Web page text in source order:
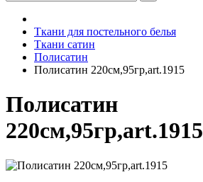
Ткани для постельного белья
Ткани сатин
Полисатин
Полисатин 220см,95гр,art.1915
Полисатин
220см,95гр,art.1915